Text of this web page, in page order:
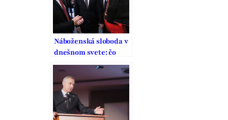
Náboženská sloboda v
dnešnom svete: čo
môžeme pre ňu urobiť